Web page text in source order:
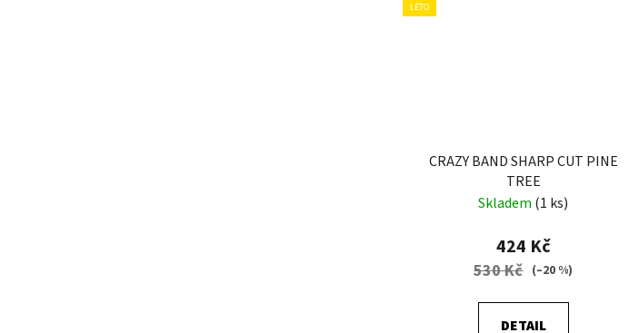
LÉTO
CRAZY BAND SHARP CUT PINE
TREE
Skladem (1 ks)
424 Kč
530 Kč (–20 %)
DETAIL